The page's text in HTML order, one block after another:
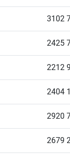
3102
2425
2212
2404
2920
2679